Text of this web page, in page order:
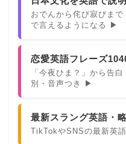
おでんから侘び寂びま
で言えるようになる ▶
恋愛英語フレーズ
「今夜ひま？」から告
別・音声つき ▶
最新スラング英語・
TikTokやSNSの最新英